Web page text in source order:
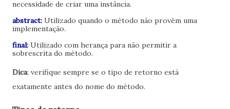
necessidade de criar uma instância.
abstract: Utilizado quando o método não provém uma
implementação.
final: Utilizado com herança para não permitir a
sobrescrita do método.
Dica: verifique sempre se o tipo de retorno está
exatamente antes do nome do método.